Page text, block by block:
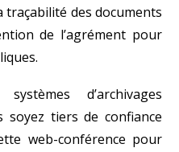
traçabilité des documents
de l’agrément pour
d’archivages
soyez tiers de confiance
web-conférence pour